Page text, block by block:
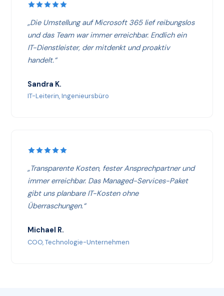
„Die Umstellung auf Microsoft 365 lief reibungslos
und das Team war immer erreichbar. Endlich ein
IT-Dienstleister, der mitdenkt und proaktiv
handelt.“
Sandra K.
IT-Leiterin, Ingenieursbüro
„Transparente Kosten, fester Ansprechpartner und
immer erreichbar. Das Managed-Services-Paket
gibt uns planbare IT-Kosten ohne
Überraschungen.“
Michael R.
COO, Technologie-Unternehmen